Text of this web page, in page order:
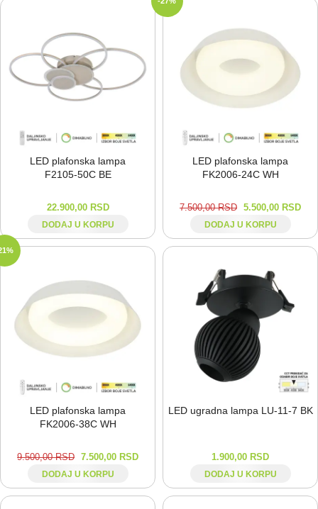
LED plafonska lampa
F2105-⁠50C BE
22.900,00 RSD
DODAJ U KORPU
LED plafonska lampa
FK2006-⁠24C WH
7.500,00RSD 5.500,00 RSD
DODAJ U KORPU
LED plafonska lampa
FK2006-⁠38C WH
9.500,00RSD 7.500,00 RSD
DODAJ U KORPU
LED ugradna lampa LU-⁠11-⁠7 BK
1.900,00 RSD
DODAJ U KORPU